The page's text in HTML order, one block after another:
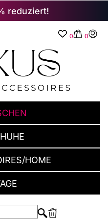
reduziert!
0 0
HOME